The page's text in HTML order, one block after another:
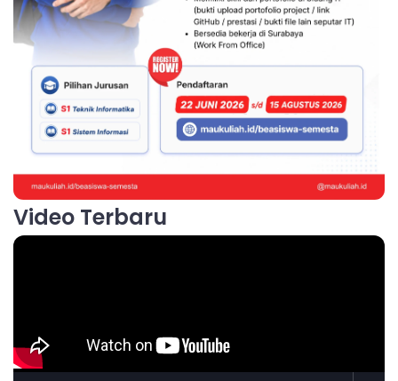
Video Terbaru